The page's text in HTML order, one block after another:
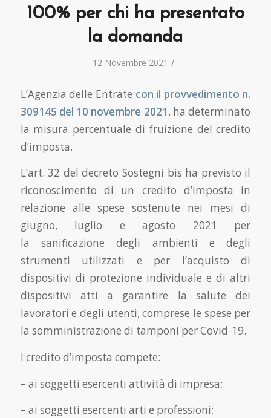
100% per chi ha presentato
la domanda
12 Novembre 2021 /
L’Agenzia delle Entrate con il provvedimento n.
309145 del 10 novembre 2021, ha determinato
la misura percentuale di fruizione del credito
d’imposta.
L’art. 32 del decreto Sostegni bis ha previsto il
riconoscimento di un credito d’imposta in
relazione alle spese sostenute nei mesi di
giugno, luglio e agosto 2021 per
la sanificazione degli ambienti e degli
strumenti utilizzati e per l’acquisto di
dispositivi di protezione individuale e di altri
dispositivi atti a garantire la salute dei
lavoratori e degli utenti, comprese le spese per
la somministrazione di tamponi per Covid-19.
l credito d’imposta compete:
– ai soggetti esercenti attività di impresa;
– ai soggetti esercenti arti e professioni;